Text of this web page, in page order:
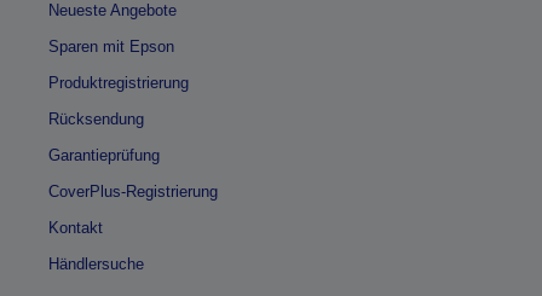
Neueste Angebote
Sparen mit Epson
Produktregistrierung
Rücksendung
Garantieprüfung
CoverPlus-Registrierung
Kontakt
Händlersuche